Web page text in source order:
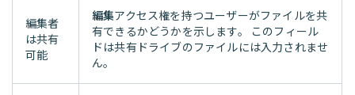
編集者
は共有
可能
編集アクセス権を持つユーザーがファイルを共
有できるかどうかを示します。 このフィール
ドは共有ドライブのファイルには入力されませ
ん。